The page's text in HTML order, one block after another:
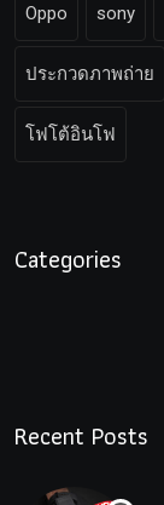
Oppo sony
ประกวดภาพถ่าย
โฟโต้อินโฟ
Categories
Recent Posts